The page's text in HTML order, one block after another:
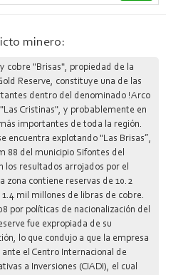
minero:
cobre "Brisas", propiedad de la
Reserve, constituye una de las
dentro del denominado !Arco
Cristinas", y probablemente en
importantes de toda la región.
encuentra explotando "Las Brisas”,
88 del municipio Sifontes del
los resultados arrojados por el
zona contiene reservas de 10.2
mil millones de libras de cobre.
por políticas de nacionalización del
fue expropiada de su
lo que condujo a que la empresa
el Centro Internacional de
a Inversiones (CIADI), el cual